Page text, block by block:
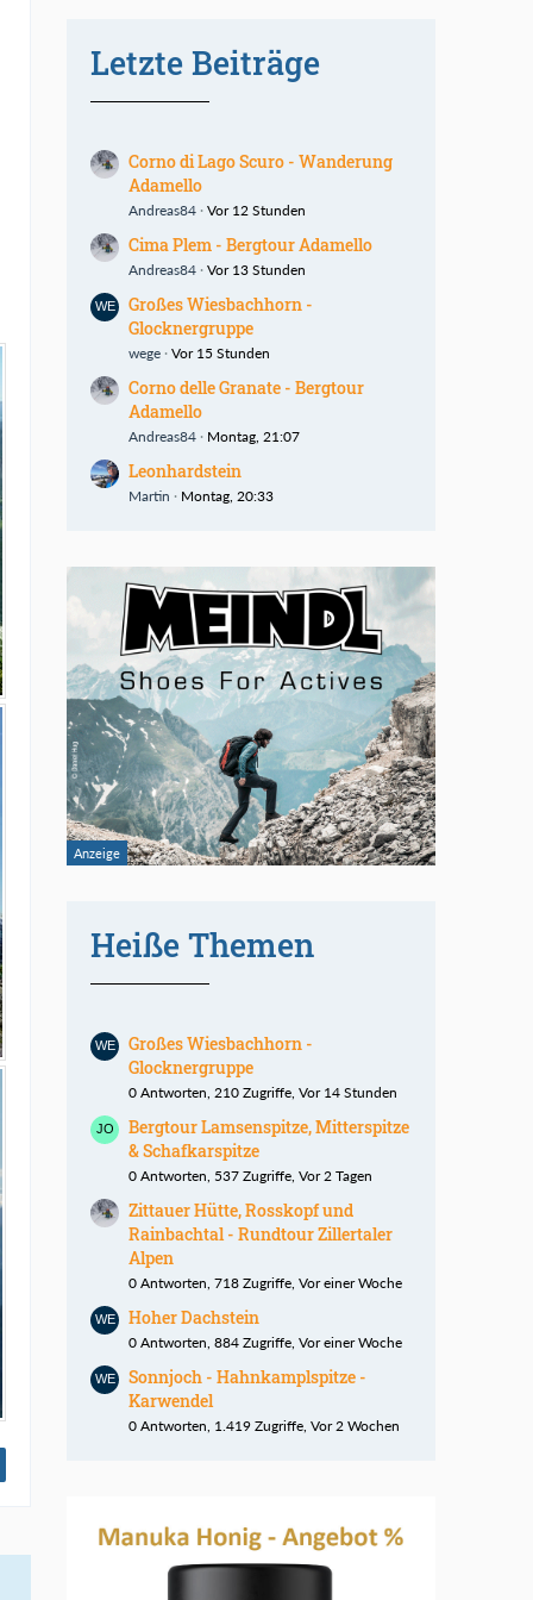
Letzte Beiträge
Corno di Lago Scuro - Wanderung
Adamello
Andreas84 Vor 12 Stunden
Cima Plem - Bergtour Adamello
Andreas84 Vor 13 Stunden
Großes Wiesbachhorn -
Glocknergruppe
wege Vor 15 Stunden
Corno delle Granate - Bergtour
Adamello
Andreas84 Montag, 21:07
Leonhardstein
Martin Montag, 20:33
Heiße Themen
Großes Wiesbachhorn -
Glocknergruppe
0 Antworten, 210 Zugriffe, Vor 14 Stunden
Bergtour Lamsenspitze, Mitterspitze
& Schafkarspitze
0 Antworten, 537 Zugriffe, Vor 2 Tagen
Zittauer Hütte, Rosskopf und
Rainbachtal - Rundtour Zillertaler
Alpen
0 Antworten, 718 Zugriffe, Vor einer Woche
Hoher Dachstein
0 Antworten, 884 Zugriffe, Vor einer Woche
Sonnjoch - Hahnkamplspitze -
Karwendel
0 Antworten, 1.419 Zugriffe, Vor 2 Wochen